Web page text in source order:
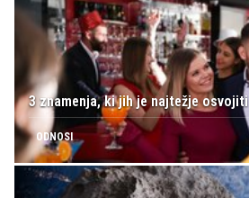
3 znamenja, ki jih je najtežje osvojiti
ODNOSI